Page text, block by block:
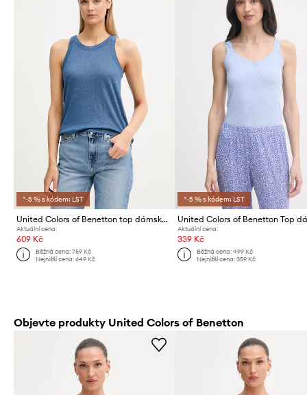
*-5 % s kódem: LST
United Colors of Benetton top dámský lněný
Aktuální cena:
609 Kč
Běžná cena:759 Kč
Nejnižší cena:649 Kč
*-5 % s kódem: LST
Aktuální cena:
339 Kč
Běžná cena: 499 Kč
Nejnižší cena: 359 Kč
Objevte produkty United Colors of Benetton